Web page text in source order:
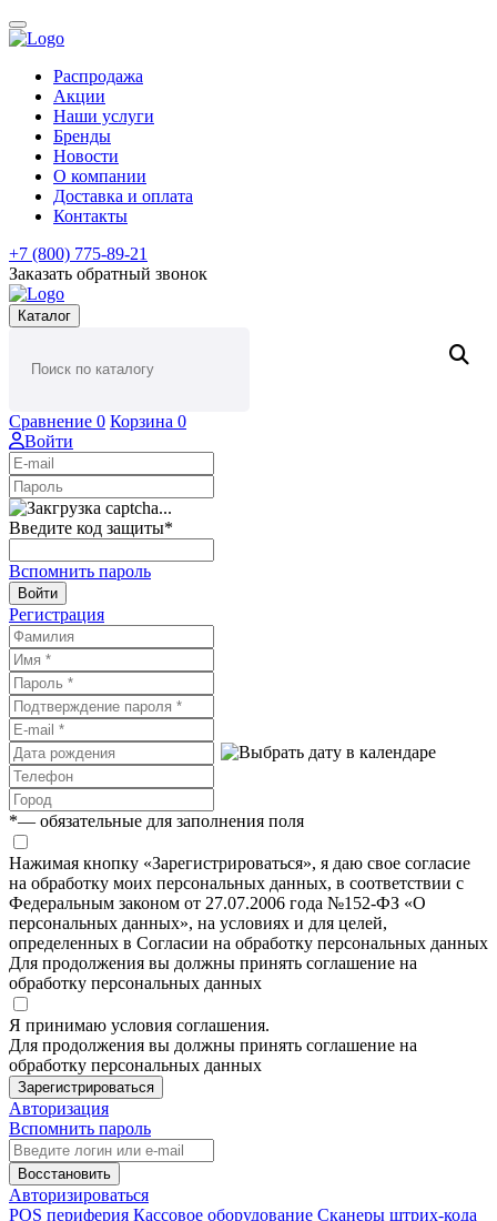
Распродажа
Акции
Наши услуги
Бренды
Новости
О компании
Доставка и оплата
Контакты
+7 (800) 775-89-21
Заказать обратный звонок
Каталог
Сравнение 0 Корзина 0
Войти
Введите код защиты*
Вспомнить пароль
Войти
Регистрация
*— обязательные для заполнения поля
Нажимая кнопку «Зарегистрироваться», я даю свое согласие
на обработку моих персональных данных, в соответствии с
Федеральным законом от 27.07.2006 года №152-ФЗ «О
персональных данных», на условиях и для целей,
определенных в Согласии на обработку персональных данных
Для продолжения вы должны принять соглашение на
обработку персональных данных
Я принимаю условия соглашения.
Для продолжения вы должны принять соглашение на
обработку персональных данных
Зарегистрироваться
Авторизация
Вспомнить пароль
Восстановить
Авторизироваться
POS периферия Кассовое оборудование Сканеры штрих-кода